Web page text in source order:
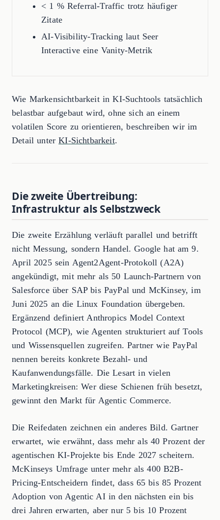
< 1 % Referral-Traffic trotz häufiger
Zitate
AI-Visibility-Tracking laut Seer
Interactive eine Vanity-Metrik
Wie Markensichtbarkeit in KI-Suchtools tatsächlich
belastbar aufgebaut wird, ohne sich an einem
volatilen Score zu orientieren, beschreiben wir im
Detail unterKI-Sichtbarkeit.
Die zweite Übertreibung:
Infrastruktur als Selbstzweck
Die zweite Erzählung verläuft parallel und betrifft
nicht Messung, sondern Handel. Google hat am 9.
April 2025 sein Agent2Agent-Protokoll (A2A)
angekündigt, mit mehr als 50 Launch-Partnern von
Salesforce über SAP bis PayPal und McKinsey, im
Juni 2025 an die Linux Foundation übergeben.
Ergänzend definiert Anthropics Model Context
Protocol (MCP), wie Agenten strukturiert auf Tools
und Wissensquellen zugreifen. Partner wie PayPal
nennen bereits konkrete Bezahl- und
Kaufanwendungsfälle. Die Lesart in vielen
Marketingkreisen: Wer diese Schienen früh besetzt,
gewinnt den Markt für Agentic Commerce.
Die Reifedaten zeichnen ein anderes Bild. Gartner
erwartet, wie erwähnt, dass mehr als 40 Prozent der
agentischen KI-Projekte bis Ende 2027 scheitern.
McKinseys Umfrage unter mehr als 400 B2B-
Pricing-Entscheidern findet, dass 65 bis 85 Prozent
Adoption von Agentic AI in den nächsten ein bis
drei Jahren erwarten, aber nur 5 bis 10 Prozent